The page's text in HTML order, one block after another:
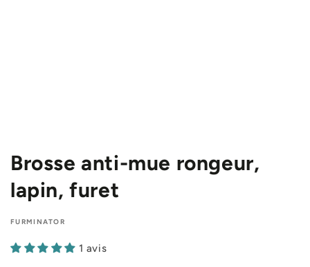
Brosse anti-mue rongeur,
lapin, furet
FURMINATOR
1 avis